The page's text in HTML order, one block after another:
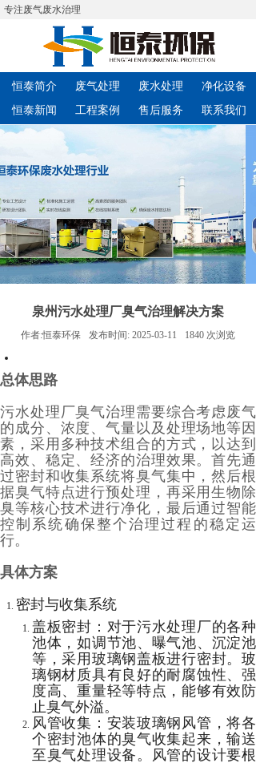
专注废气废水治理
恒泰简介 废气处理 废水处理
净化设备
恒泰新闻
工程案例 售后服务 联系我们
泉州污水处理厂臭气治理解决方案
作者:恒泰环保 发布时间: 2025-03-11 1840 次浏览
总体思路
污水处理厂臭气治理需要综合考虑废气
的成分、浓度、气量以及处理场地等因
素，采用多种技术组合的方式，以达到
高效、稳定、经济的治理效果。首先通
过密封和收集系统将臭气集中，然后根
据臭气特点进行预处理，再采用生物除
臭等核心技术进行净化，最后通过智能
控制系统确保整个治理过程的稳定运
行。
具体方案
密封与收集系统
盖板密封：对于污水处理厂的各种
池体，如调节池、曝气池、沉淀池
等，采用玻璃钢盖板进行密封。玻
璃钢材质具有良好的耐腐蚀性、强
度高、重量轻等特点，能够有效防
止臭气外溢。
风管收集：安装玻璃钢风管，将各
个密封池体的臭气收集起来，输送
至臭气处理设备。风管的设计要根